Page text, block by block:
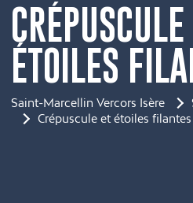
ÉTOILES
Saint-Marcellin Vercors Isère
Crépuscule et étoiles filantes